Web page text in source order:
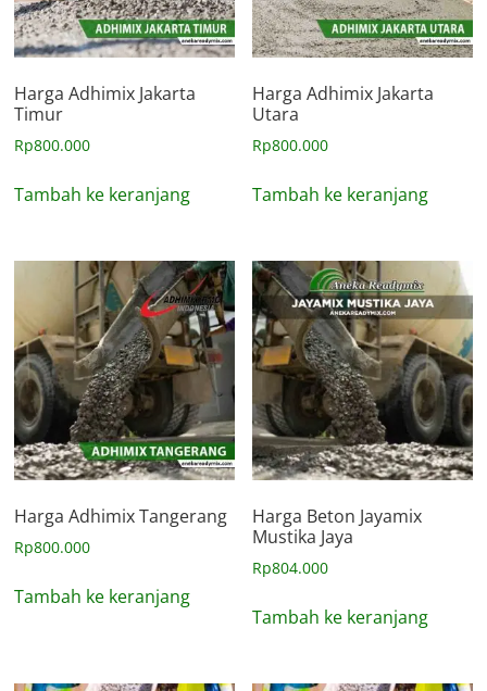
Harga Adhimix Jakarta
Timur
Rp800.000
Tambah ke keranjang
Harga Adhimix Jakarta
Utara
Rp800.000
Tambah ke keranjang
Harga Adhimix Tangerang
Rp800.000
Tambah ke keranjang
Harga Beton Jayamix
Mustika Jaya
Rp804.000
Tambah ke keranjang